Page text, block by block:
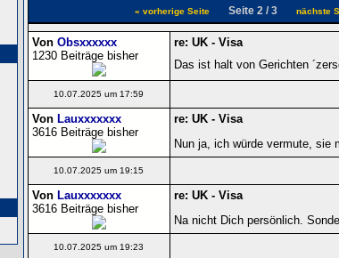
« vorherige Seite Seite 2 / 3 nächste
Von Obsxxxxxx
1230 Beiträge bisher
re: UK - Visa
Das ist halt von Gerichten
10.07.2025 um 17:59
Von Lauxxxxxxx
3616 Beiträge bisher
re: UK - Visa
Nun ja, ich würde vermute, sie
10.07.2025 um 19:15
Von Lauxxxxxxx
3616 Beiträge bisher
re: UK - Visa
Na nicht Dich persönlich.
10.07.2025 um 19:23